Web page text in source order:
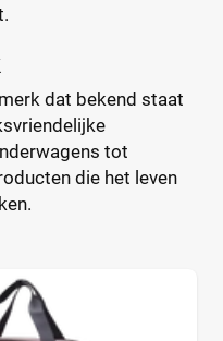
dat bekend staat
tot
die het leven